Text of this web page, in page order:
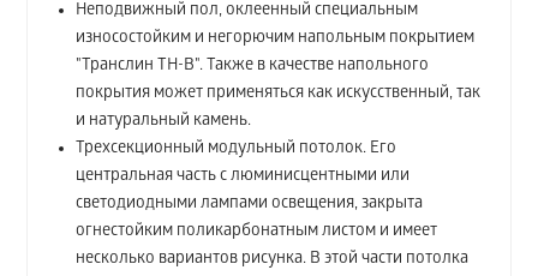
Неподвижный пол, оклеенный специальным
износостойким и негорючим напольным покрытием
"Транслин ТН-В". Также в качестве напольного
покрытия может применяться как искусственный, так
и натуральный камень.
Трехсекционный модульный потолок. Его
центральная часть с люминисцентными или
светодиодными лампами освещения, закрыта
огнестойким поликарбонатным листом и имеет
несколько вариантов рисунка. В этой части потолка